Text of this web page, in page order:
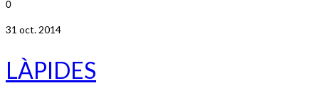
0
31 oct. 2014
LÀPIDES